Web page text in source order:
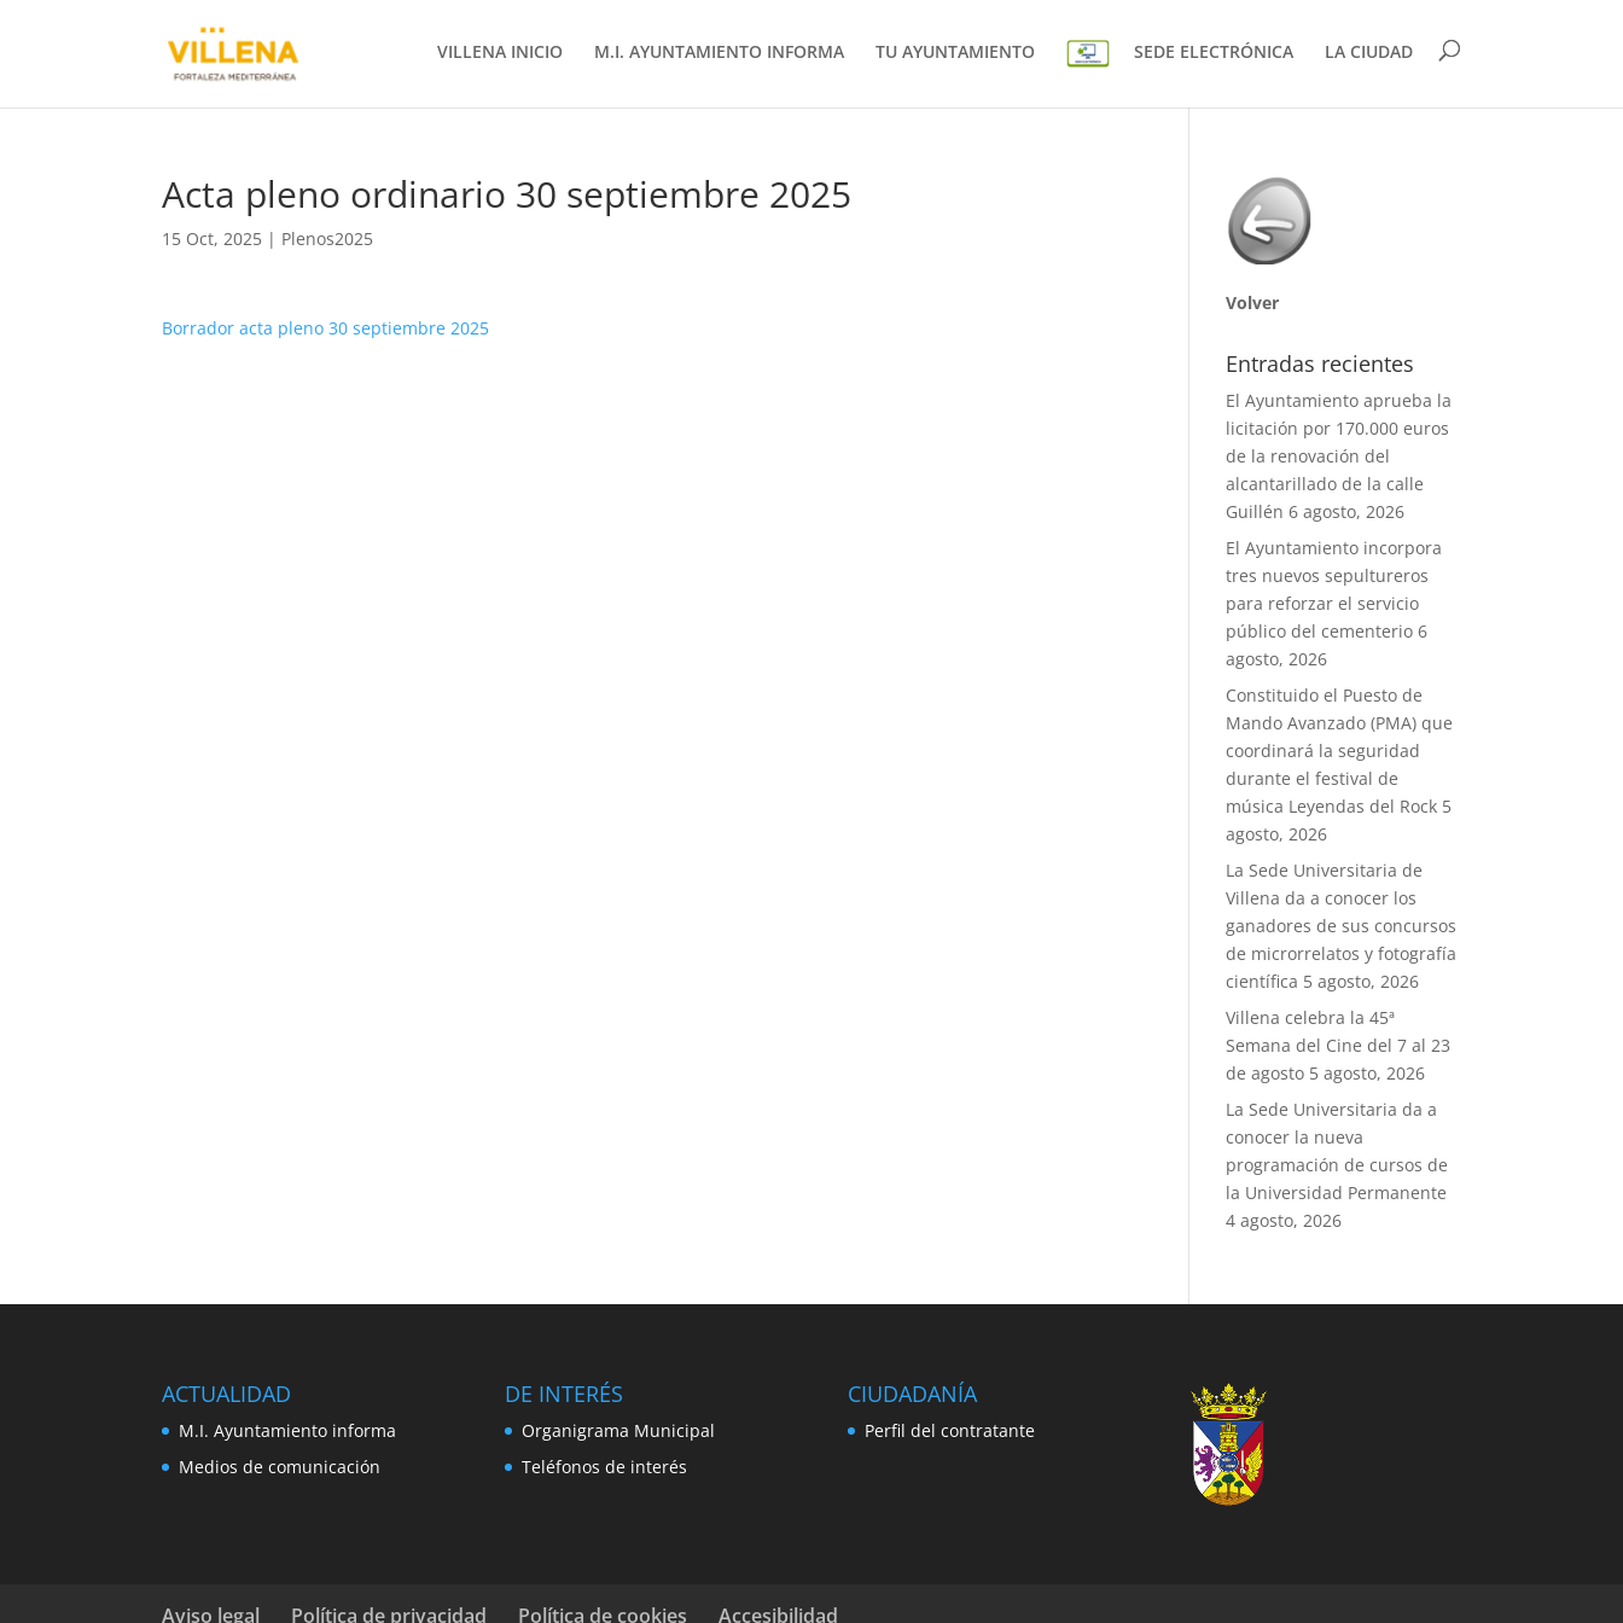
VILLENA INICIO M.I. AYUNTAMIENTO INFORMA TU AYUNTAMIENTO SEDE ELECTRÓNICA LA CIUDAD
Acta pleno ordinario 30 septiembre 2025
15 Oct, 2025 | Plenos2025
Borrador acta pleno 30 septiembre 2025
Volver
Entradas recientes
El Ayuntamiento aprueba la
licitación por 170.000 euros
de la renovación del
alcantarillado de la calle
Guillén 6 agosto, 2026
El Ayuntamiento incorpora
tres nuevos sepultureros
para reforzar el servicio
público del cementerio 6
agosto, 2026
Constituido el Puesto de
Mando Avanzado (PMA) que
coordinará la seguridad
durante el festival de
música Leyendas del Rock 5
agosto, 2026
La Sede Universitaria de
Villena da a conocer los
ganadores de sus concursos
de microrrelatos y fotografía
científica 5 agosto, 2026
Villena celebra la 45ª
Semana del Cine del 7 al 23
de agosto 5 agosto, 2026
La Sede Universitaria da a
conocer la nueva
programación de cursos de
la Universidad Permanente
4 agosto, 2026
ACTUALIDAD
M.I. Ayuntamiento informa
Medios de comunicación
DE INTERÉS
Organigrama Municipal
Teléfonos de interés
CIUDADANÍA
Perfil del contratante
Aviso legal Política de privacidad Política de cookies Accesibilidad